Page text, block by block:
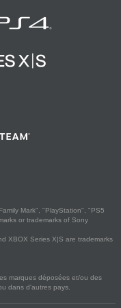
Mark", "PlayStation", "PS5
or trademarks of Sony
XBOX Series X|S are trademarks
marques déposées et/ou des
dans d'autres pays.